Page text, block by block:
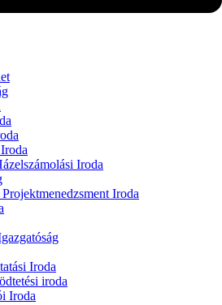
Iroda
Iroda
Iroda
iroda
Iroda